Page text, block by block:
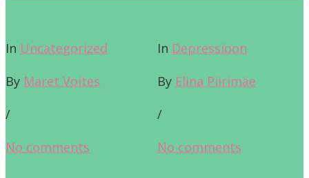
In Uncategorized
By Maret Voites
/
No comments
In Depressioon
By Elina Piirimäe
/
No comments